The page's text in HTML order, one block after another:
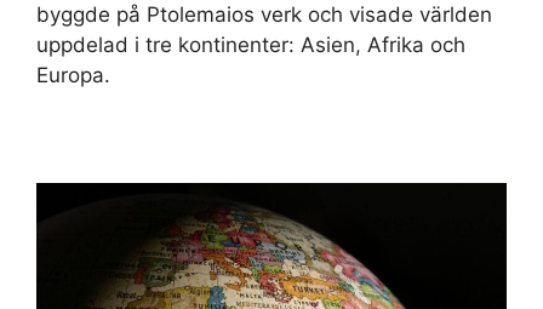
byggde på Ptolemaios verk och visade världen
uppdelad i tre kontinenter: Asien, Afrika och
Europa.